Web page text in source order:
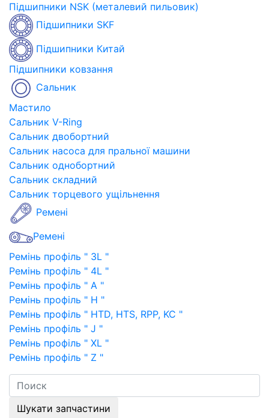
Підшипники NSK (металевий пильовик)
Підшипники SKF
Підшипники Китай
Підшипники ковзання
Сальник
Мастило
Сальник V-Ring
Сальник двобортний
Сальник насоса для пральної машини
Сальник однобортний
Сальник складний
Сальник торцевого ущільнення
Ремені
Ремені
Ремінь профіль " 3L "
Ремінь профіль " 4L "
Ремінь профіль " A "
Ремінь профіль " H "
Ремінь профіль " HTD, HTS, RPP, KC "
Ремінь профіль " J "
Ремінь профіль " XL "
Ремінь профіль " Z "
Шукати запчастини